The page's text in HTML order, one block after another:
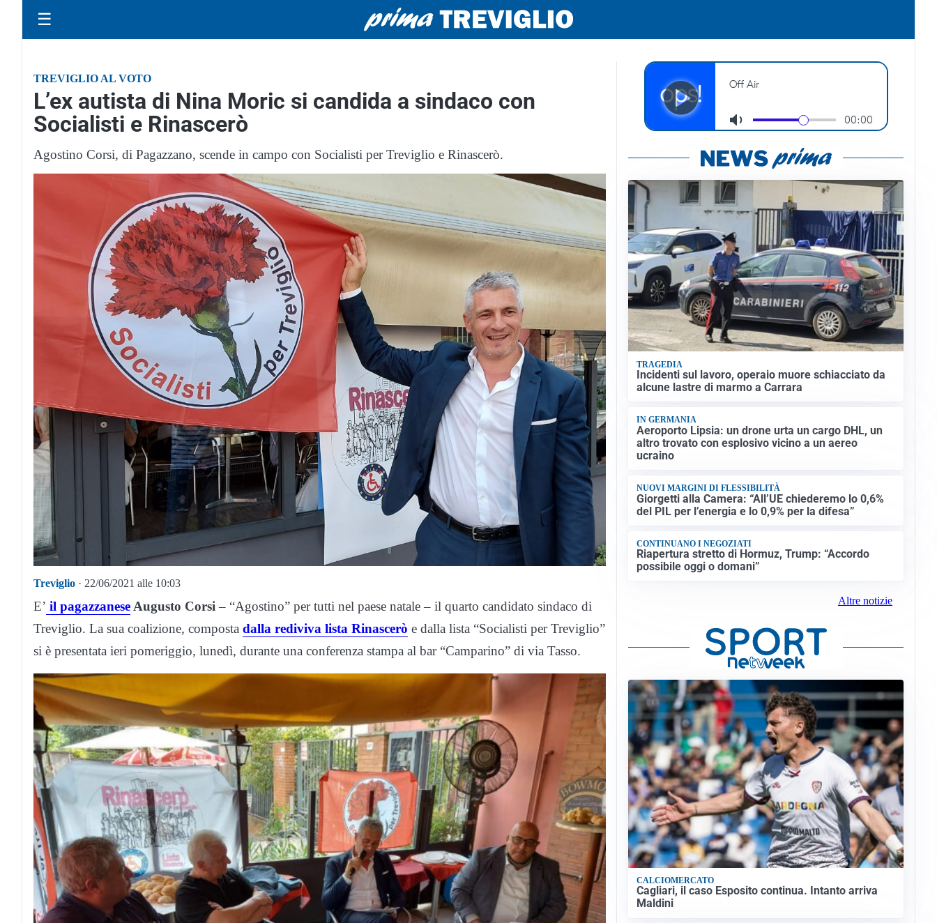
☰
TREVIGLIO AL VOTO
L’ex autista di Nina Moric si candida a sindaco con
Socialisti e Rinascerò
Agostino Corsi, di Pagazzano, scende in campo con Socialisti per Treviglio e Rinascerò.
Treviglio · 22/06/2021 alle 10:03
E’ il pagazzaneseAugusto Corsi– “Agostino” per tutti nel paese natale – il quarto candidato sindaco di
Treviglio. La sua coalizione, composta dalla rediviva lista Rinascerò e dalla lista “Socialisti per Treviglio”
si è presentata ieri pomeriggio, lunedì, durante una conferenza stampa al bar “Camparino” di via Tasso.
TRAGEDIA
Incidenti sul lavoro, operaio muore schiacciato da
alcune lastre di marmo a Carrara
IN GERMANIA
Aeroporto Lipsia: un drone urta un cargo DHL, un
altro trovato con esplosivo vicino a un aereo
ucraino
NUOVI MARGINI DI FLESSIBILITÀ
Giorgetti alla Camera: “All’UE chiederemo lo 0,6%
del PIL per l’energia e lo 0,9% per la difesa”
CONTINUANO I NEGOZIATI
Riapertura stretto di Hormuz, Trump: “Accordo
possibile oggi o domani”
Altre notizie
CALCIOMERCATO
Cagliari, il caso Esposito continua. Intanto arriva
Maldini